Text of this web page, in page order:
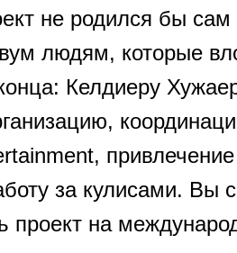
не родился бы
людям, которые
Келдиеру
за кулисами. Вы
проект на